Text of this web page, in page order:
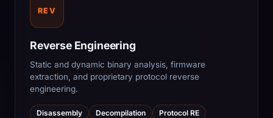
REV
Reverse Engineering
Static and dynamic binary analysis, firmware
extraction, and proprietary protocol reverse
engineering.
Disassembly Decompilation Protocol RE